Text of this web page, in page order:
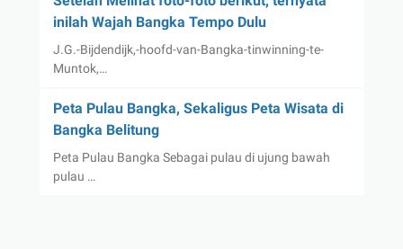
inilah Wajah Bangka Tempo Dulu
J.G.-Bijdendijk,-hoofd-van-Bangka-tinwinning-te-
Muntok,…
Peta Pulau Bangka, Sekaligus Peta Wisata di
Bangka Belitung
Peta Pulau Bangka Sebagai pulau di ujung bawah
pulau …